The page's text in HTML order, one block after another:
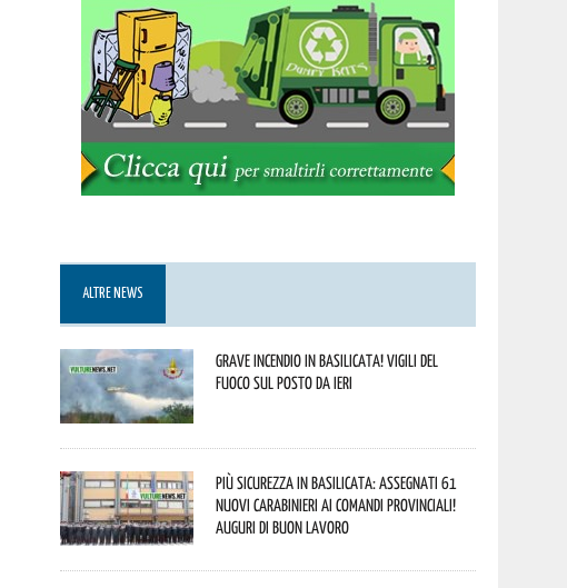
ALTRE NEWS
Grave incendio in Basilicata! Vigili del
fuoco sul posto da ieri
Più sicurezza in Basilicata: assegnati 61
nuovi Carabinieri ai Comandi provinciali!
Auguri di buon lavoro